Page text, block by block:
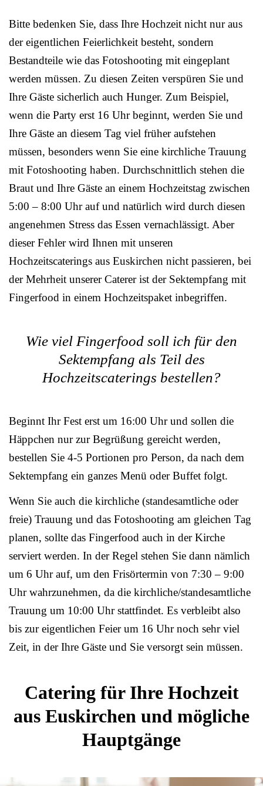
Bitte bedenken Sie, dass Ihre Hochzeit nicht nur aus
der eigentlichen Feierlichkeit besteht, sondern
Bestandteile wie das Fotoshooting mit eingeplant
werden müssen. Zu diesen Zeiten verspüren Sie und
Ihre Gäste sicherlich auch Hunger. Zum Beispiel,
wenn die Party erst 16 Uhr beginnt, werden Sie und
Ihre Gäste an diesem Tag viel früher aufstehen
müssen, besonders wenn Sie eine kirchliche Trauung
mit Fotoshooting haben. Durchschnittlich stehen die
Braut und Ihre Gäste an einem Hochzeitstag zwischen
5:00 – 8:00 Uhr auf und natürlich wird durch diesen
angenehmen Stress das Essen vernachlässigt. Aber
dieser Fehler wird Ihnen mit unseren
Hochzeitscaterings aus Euskirchen nicht passieren, bei
der Mehrheit unserer Caterer ist der Sektempfang mit
Fingerfood in einem Hochzeitspaket inbegriffen.
Wie viel Fingerfood soll ich für den
Sektempfang als Teil des
Hochzeitscaterings bestellen?
Beginnt Ihr Fest erst um 16:00 Uhr und sollen die
Häppchen nur zur Begrüßung gereicht werden,
bestellen Sie 4-5 Portionen pro Person, da nach dem
Sektempfang ein ganzes Menü oder Buffet folgt.
Wenn Sie auch die kirchliche (standesamtliche oder
freie) Trauung und das Fotoshooting am gleichen Tag
planen, sollte das Fingerfood auch in der Kirche
serviert werden. In der Regel stehen Sie dann nämlich
um 6 Uhr auf, um den Frisörtermin von 7:30 – 9:00
Uhr wahrzunehmen, da die kirchliche/standesamtliche
Trauung um 10:00 Uhr stattfindet. Es verbleibt also
bis zur eigentlichen Feier um 16 Uhr noch sehr viel
Zeit, in der Ihre Gäste und Sie versorgt sein müssen.
Catering für Ihre Hochzeit
aus Euskirchen und mögliche
Hauptgänge